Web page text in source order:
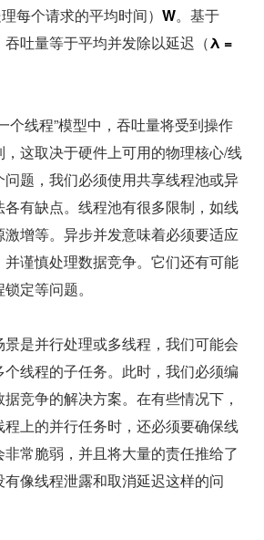
每个请求的平均时间） W。基于
吐量等于平均并发除以延迟（λ =
个线程”模型中，吞吐量将受到操作
这取决于硬件上可用的物理核心/线
题，我们必须使用共享线程池或异
有缺点。线程池有很多限制，如线
增等。异步并发意味着必须要适应
谨慎处理数据竞争。它们还有可能
定等问题。
是并行处理或多线程，我们可能会
线程的子任务。此时，我们必须编
竞争的解决方案。在有些情况下，
上的并行任务时，还必须要确保线
常脆弱，并且将大量的责任推给了
像线程泄露和取消延迟这样的问